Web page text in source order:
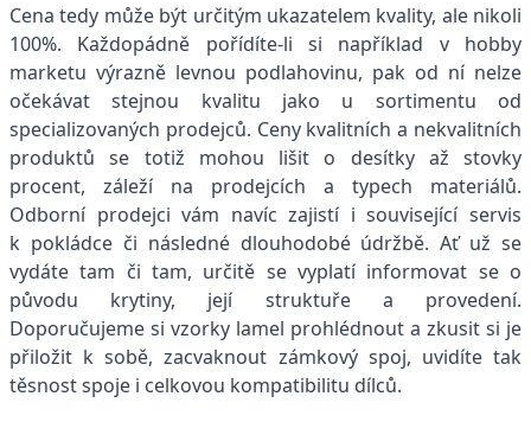
Cena tedy může být určitým ukazatelem kvality, ale nikoli
100%. Každopádně pořídíte-li si například v hobby
marketu výrazně levnou podlahovinu, pak od ní nelze
očekávat stejnou kvalitu jako u sortimentu od
specializovaných prodejců. Ceny kvalitních a nekvalitních
produktů se totiž mohou lišit o desítky až stovky
procent, záleží na prodejcích a typech materiálů.
Odborní prodejci vám navíc zajistí i související servis
k pokládce či následné dlouhodobé údržbě. Ať už se
vydáte tam či tam, určitě se vyplatí informovat se o
původu krytiny, její struktuře a provedení.
Doporučujeme si vzorky lamel prohlédnout a zkusit si je
přiložit k sobě, zacvaknout zámkový spoj, uvidíte tak
těsnost spoje i celkovou kompatibilitu dílců.